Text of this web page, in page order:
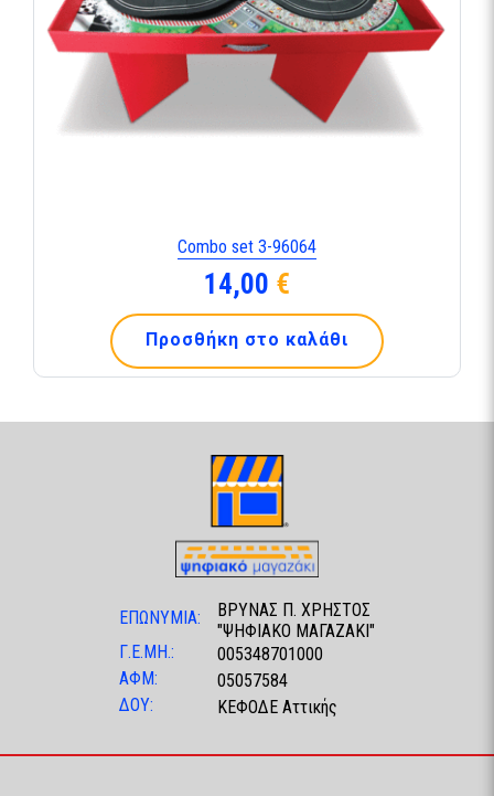
Combo set 3-96064
14,00 €
Προσθήκη στο καλάθι
ΕΠΩΝΥΜΙΑ:
ΒΡΥΝΑΣ Π. ΧΡΗΣΤΟΣ
"ΨΗΦΙΑΚΟ ΜΑΓΑΖΑΚΙ"
Γ.Ε.ΜΗ.:
005348701000
ΑΦΜ:
05057584
ΔΟΥ:
ΚΕΦΟΔΕ Αττικής